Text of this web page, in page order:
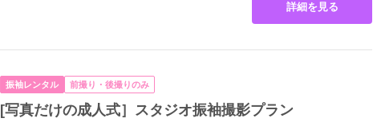
詳細を見る
振袖レンタル 前撮り・後撮りのみ
[写真だけの成人式］スタジオ振袖撮影プラン